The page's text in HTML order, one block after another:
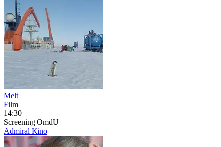
Melt
Film
14:30
Screening OmdU
Admiral Kino